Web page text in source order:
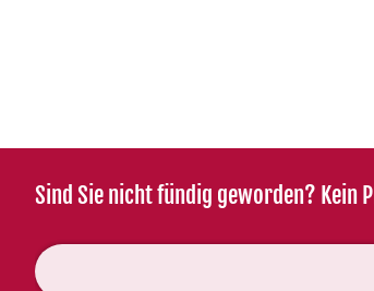
Sind Sie nicht fündig geworden? Kein